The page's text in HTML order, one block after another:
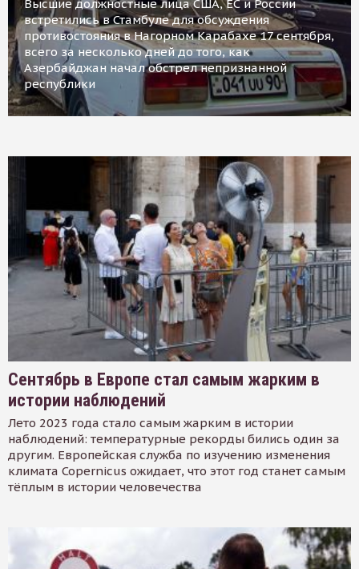
Высшие должностные лица США, ЕС и России
встретились в Стамбуле для обсуждения
противостояния в Нагорном Карабахе 17 сентября,
всего за несколько дней до того, как
Азербайджан начал обстрел непризнанной
республики
Сентябрь в Европе стал самым жарким в
истории наблюдений
Лето 2023 года стало самым жарким в истории
наблюдений: температурные рекорды бились один за
другим. Европейская служба по изучению изменения
климата Copernicus ожидает, что этот год станет самым
тёплым в истории человечества